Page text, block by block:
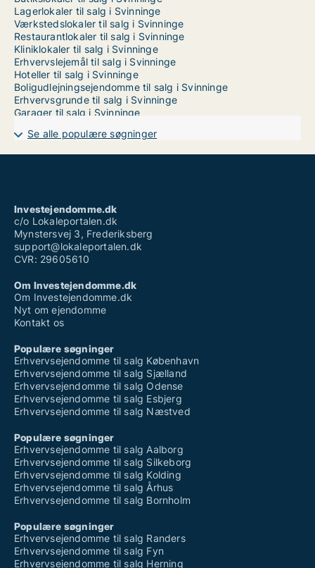
Lagerlokaler til salg i Svinninge
Værkstedslokaler til salg i Svinninge
Restaurantlokaler til salg i Svinninge
Kliniklokaler til salg i Svinninge
Erhvervslejemål til salg i Svinninge
Hoteller til salg i Svinninge
Boligudlejningsejendomme til salg i Svinninge
Erhvervsgrunde til salg i Svinninge
Garager til salg i Svinninge
Se alle populære søgninger
Investejendomme.dk
c/o Lokaleportalen.dk
Mynstersvej 3, Frederiksberg
support@lokaleportalen.dk
CVR: 29605610
Om Investejendomme.dk
Om Investejendomme.dk
Nyt om ejendomme
Kontakt os
Populære søgninger
Erhvervsejendomme til salg København
Erhvervsejendomme til salg Sjælland
Erhvervsejendomme til salg Odense
Erhvervsejendomme til salg Esbjerg
Erhvervsejendomme til salg Næstved
Populære søgninger
Erhvervsejendomme til salg Aalborg
Erhvervsejendomme til salg Silkeborg
Erhvervsejendomme til salg Kolding
Erhvervsejendomme til salg Århus
Erhvervsejendomme til salg Bornholm
Populære søgninger
Erhvervsejendomme til salg Randers
Erhvervsejendomme til salg Fyn
Erhvervsejendomme til salg Herning